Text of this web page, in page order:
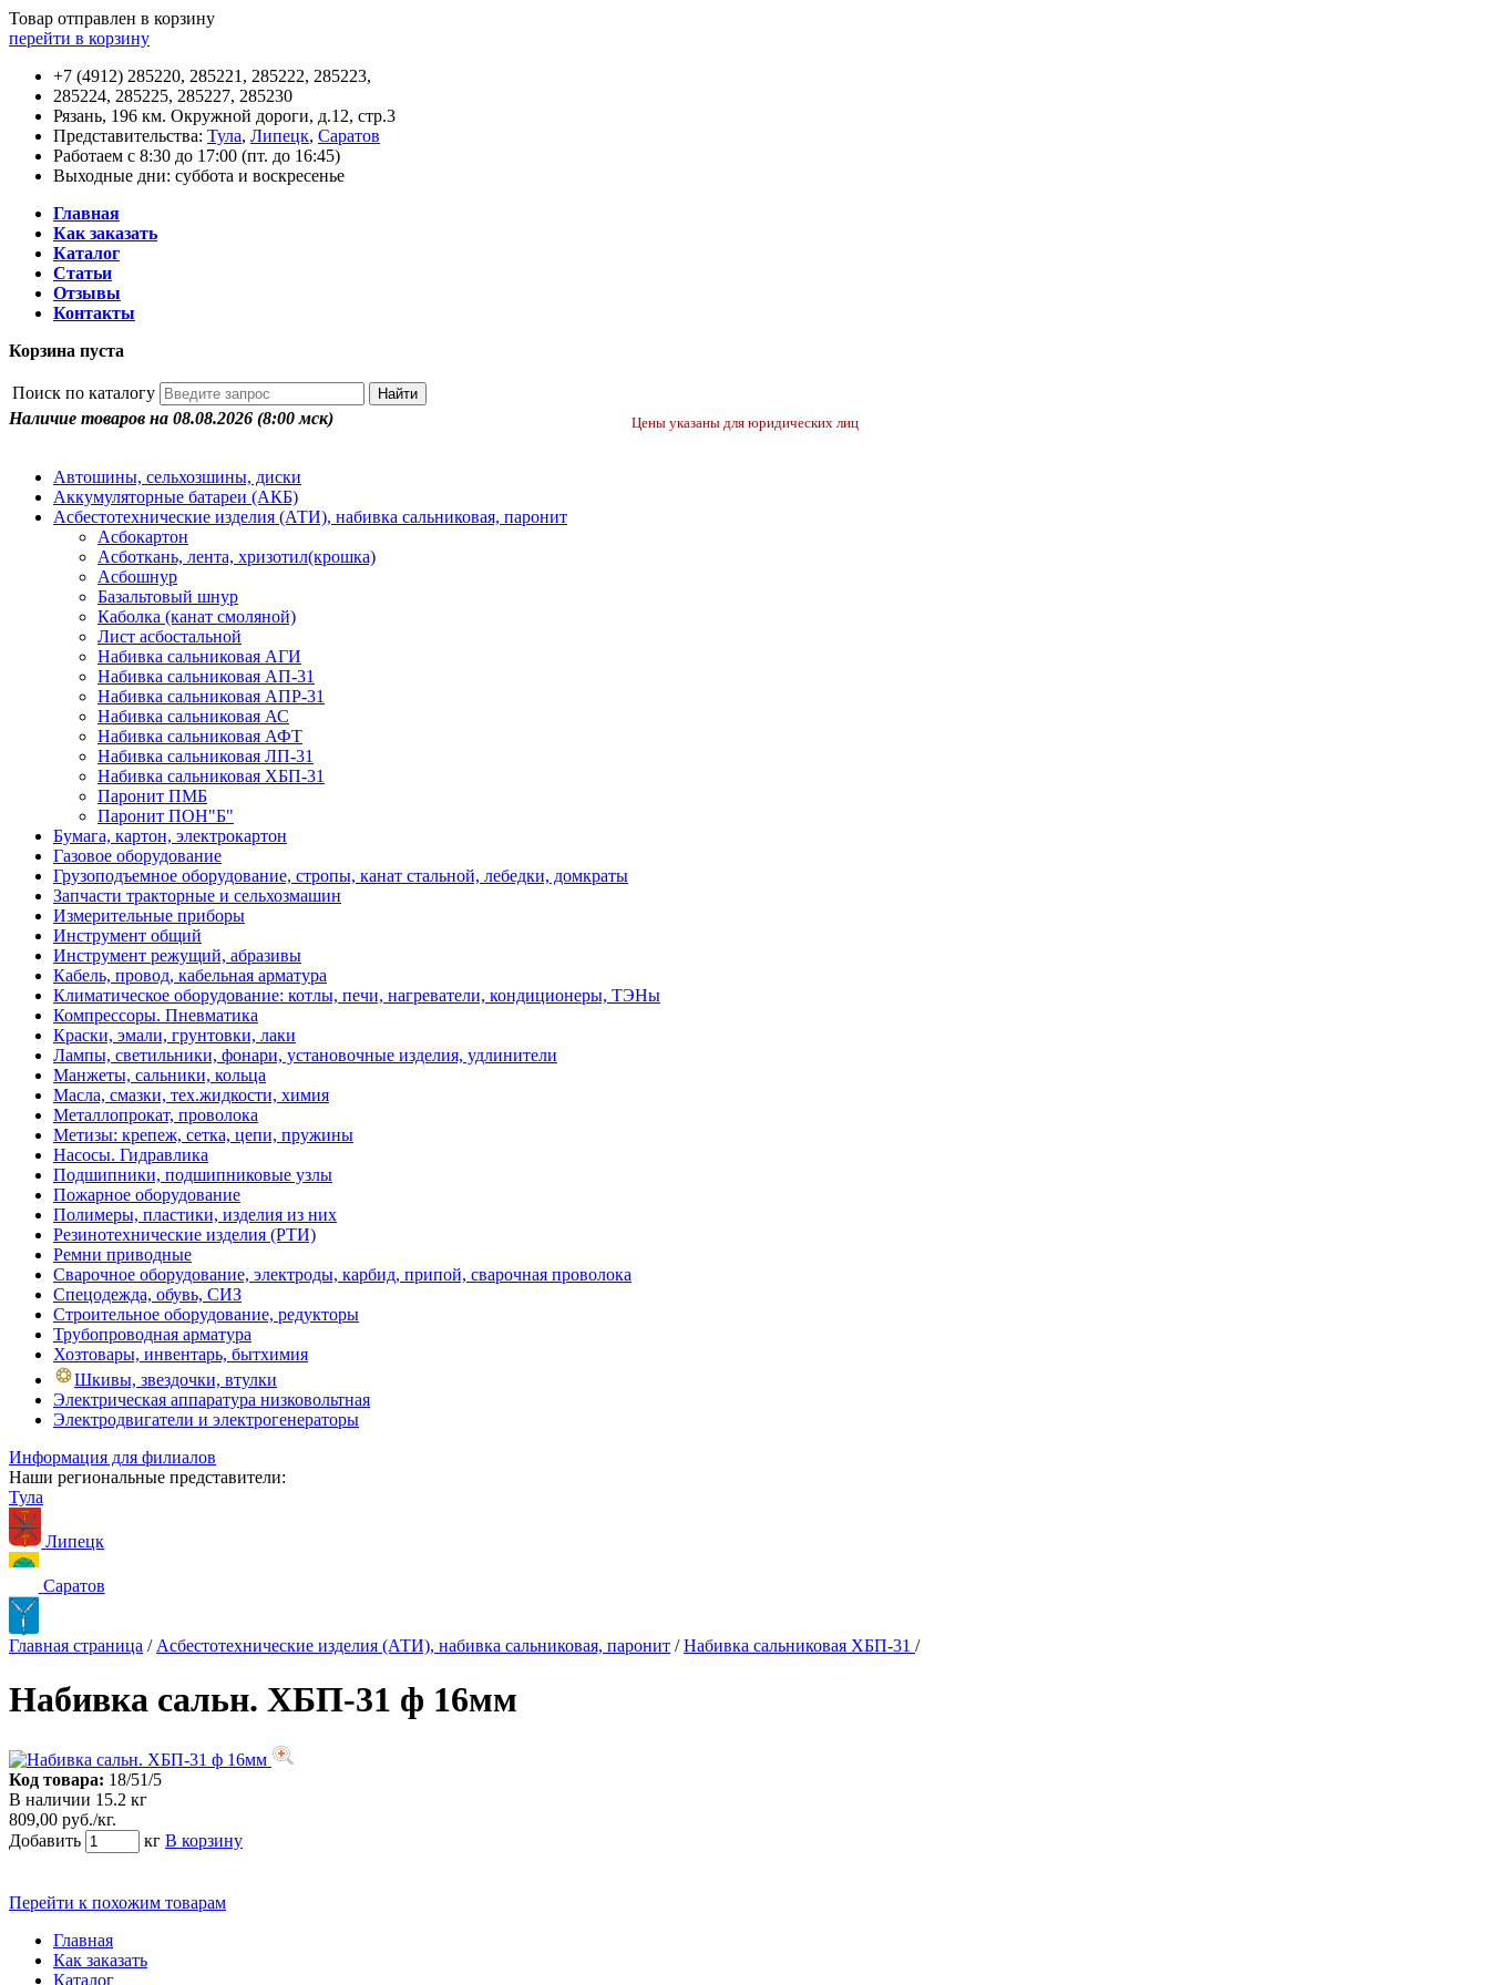
Товар отправлен в корзину
перейти в корзину
+7 (4912) 285220, 285221, 285222, 285223,
285224, 285225, 285227, 285230
Рязань, 196 км. Окружной дороги, д.12, стр.3
Представительства: Тула, Липецк, Саратов
Работаем с 8:30 до 17:00 (пт. до 16:45)
Выходные дни: суббота и воскресенье
Главная
Как заказать
Каталог
Статьи
Отзывы
Контакты
Корзина пуста
Поиск по каталогу
Наличие товаров на 08.08.2026 (8:00 мск) Цены указаны для юридических лиц
Автошины, сельхозшины, диски
Аккумуляторные батареи (АКБ)
Асбестотехнические изделия (АТИ), набивка сальниковая, паронит
Асбокартон
Асботкань, лента, хризотил(крошка)
Асбошнур
Базальтовый шнур
Каболка (канат смоляной)
Лист асбостальной
Набивка сальниковая АГИ
Набивка сальниковая АП-31
Набивка сальниковая АПР-31
Набивка сальниковая АС
Набивка сальниковая АФТ
Набивка сальниковая ЛП-31
Набивка сальниковая ХБП-31
Паронит ПМБ
Паронит ПОН"Б"
Бумага, картон, электрокартон
Газовое оборудование
Грузоподъемное оборудование, стропы, канат стальной, лебедки, домкраты
Запчасти тракторные и сельхозмашин
Измерительные приборы
Инструмент общий
Инструмент режущий, абразивы
Кабель, провод, кабельная арматура
Климатическое оборудование: котлы, печи, нагреватели, кондиционеры, ТЭНы
Компрессоры. Пневматика
Краски, эмали, грунтовки, лаки
Лампы, светильники, фонари, установочные изделия, удлинители
Манжеты, сальники, кольца
Масла, смазки, тех.жидкости, химия
Металлопрокат, проволока
Метизы: крепеж, сетка, цепи, пружины
Насосы. Гидравлика
Подшипники, подшипниковые узлы
Пожарное оборудование
Полимеры, пластики, изделия из них
Резинотехнические изделия (РТИ)
Ремни приводные
Сварочное оборудование, электроды, карбид, припой, сварочная проволока
Спецодежда, обувь, СИЗ
Строительное оборудование, редукторы
Трубопроводная арматура
Хозтовары, инвентарь, бытхимия
Шкивы, звездочки, втулки
Электрическая аппаратура низковольтная
Электродвигатели и электрогенераторы
Информация для филиалов
Наши региональные представители:
Тула
Липецк
Саратов
Главная страница / Асбестотехнические изделия (АТИ), набивка сальниковая, паронит / Набивка сальниковая ХБП-31 /
Набивка сальн. ХБП-31 ф 16мм
Код товара: 18/51/5
В наличии 15.2 кг
809,00 руб./кг.
Добавить
кг В корзину
Перейти к похожим товарам
Главная
Как заказать
Каталог